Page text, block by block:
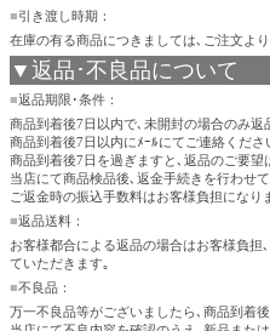
■引き渡し時期：
在庫の有る商品につきましては､ご注文よ
▼返品･不良品について
■返品期限･条件：
商品到着後7日以内で､未開封の場合のみ返
商品到着後7日以内にﾒｰﾙにてご連絡くださ
商品到着後7日を過ぎますと､返品のご要望
当店にて商品検品後､返金手続きを行わせ
ご返金時の振込手数料はお客様負担になり
■返品送料：
お客様都合による返品の場合はお客様負
ていただきます｡
■不良品：
万一不良品等がございましたら､商品到着